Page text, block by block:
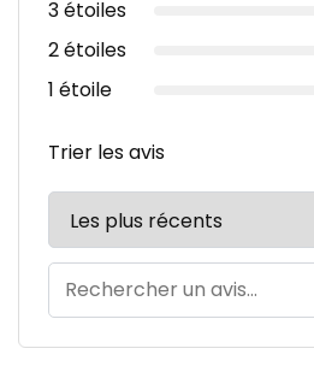
3 étoiles
2 étoiles
1 étoile
Trier les avis